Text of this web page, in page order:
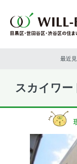
最近
スカイワー